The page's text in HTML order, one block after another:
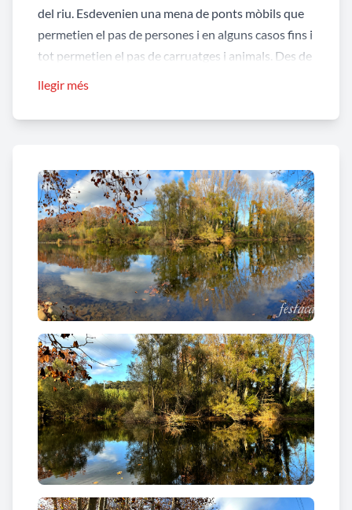
del riu. Esdevenien una mena de ponts mòbils que
permetien el pas de persones i en alguns casos fins i
tot permetien el pas de carruatges i animals. Des de
riu Ter. El pas de barca de Bescanó s'utilitzava per
El primer document sobre les barques de Bescanó,
utilitzades al molí i a la resclosa, datat de 1741, el
trobem a l'arxiu de la família Benages. El 1932
l'Evarist Antón, immigrant murcià, va deixar el ram
de la construcció i va sol·licitar els permisos
municipals per a fer un pas de barca (tenia dues
barques de riu per a transport de passatgers), que
competiria amb la barca d'en Pere Petit qui, des de
principis del s. XX, passava la seva barca de cable
(per creuar carruatges i grans embalums), cent
metres aigües amunt d'aquest indret. En"Varisto"
va edificar la Barca, casa-hostal. L'aiguat de 1940 -
amb un nivell d'aigua que arribà a la cota 105-
s'endugué la barca i la casa. L'any 1974, el pas de
barca de Bescanó va deixar de funcionar.
llegir més